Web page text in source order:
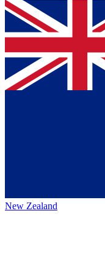
New Zealand